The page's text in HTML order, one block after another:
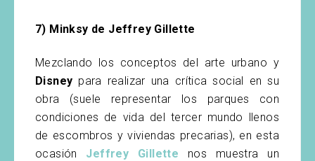
7) Minksy de Jeffrey Gillette
Mezclando los conceptos del arte urbano y
Disney para realizar una crítica social en su
obra (suele representar los parques con
condiciones de vida del tercer mundo llenos
de escombros y viviendas precarias), en esta
ocasión Jeffrey Gillette nos muestra un